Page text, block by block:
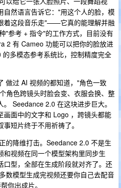
自然语言告诉它："用这个人的脸，模
着这段音乐走"——它真的能理解并融
"参考 + 指令"的工作方式，目前没有
2 有 Cameo 功能可以把你的脸放进
多模态参考系统比，控制精度完全
做过 AI 视频的都知道，"角色一致
色跨镜头时脸会变、衣服会换、整
Seedance 2.0 在这块进步巨大。
画面中的文字和 Logo ，跨镜头都能
短片终于不用祈祷了。
的降维打击。Seedance 2.0 不是生
和视频在同一个模型架构里同步生
口型，全部在生成阶段就对齐了。还
数模型生成完视频还要你自己去配音
你出成片。